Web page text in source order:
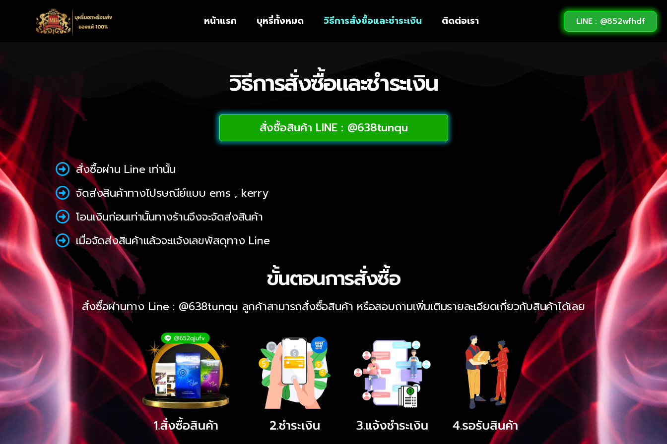
หน้าแรก บุหรี่ทั้งหมด วิธีการสั่งซื้อและชำระเงิน ติดต่อเรา LINE : @852wfhdf
วิธีการสั่งซื้อและชำระเงิน
สั่งซื้อสินค้า LINE : @638tunqu
สั่งซื้อผ่าน Line เท่านั้น
จัดส่งสินค้าทางไปรษณีย์แบบ ems , kerry
โอนเงินก่อนเท่านั้นทางร้านจึงจะจัดส่งสินค้า
เมื่อจัดส่งสินค้าแล้วจะแจ้งเลขพัสดุทาง Line
ขั้นตอนการสั่งซื้อ
สั่งซื้อผ่านทาง Line : @638tunqu ลูกค้าสามารถสั่งซื้อสินค้า หรือสอบถามเพิ่มเติมรายละเอียดเกี่ยวกับสินค้าได้เลย